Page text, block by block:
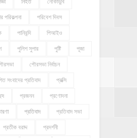
পরিকল্পনা পরিবেশ দিবস
পানিবন্দি পিআইও
পুলিশ সুপার পুষ্টি পূজা
পৌরসভা নির্বাচন
সংবাদের প্রতিবাদ প্রক্সি
প্রজনন প্রণোদনা
প্রতিবাদ প্রতিবাদ সভা
প্রতীক বরাদ্দ প্রদর্শনী